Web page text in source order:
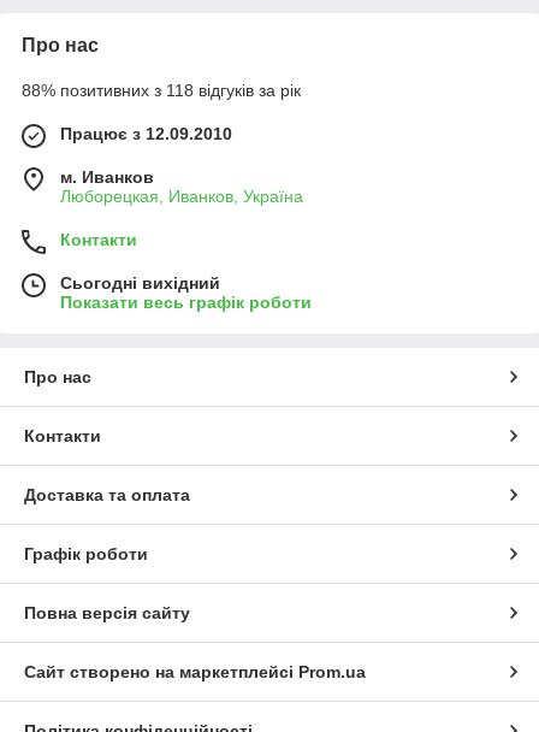
Про нас
88% позитивних з 118 відгуків за рік
Працює з 12.09.2010
м. Иванков
Люборецкая, Иванков, Україна
Контакти
Сьогодні вихідний
Показати весь графік роботи
Про нас
Контакти
Доставка та оплата
Графік роботи
Повна версія сайту
Сайт створено на маркетплейсі Prom.ua